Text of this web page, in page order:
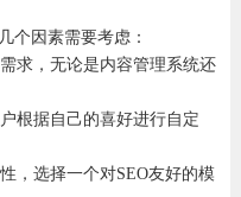
个因素需要考虑：
求，无论是内容管理系统还
根据自己的喜好进行自定
，选择一个对SEO友好的模